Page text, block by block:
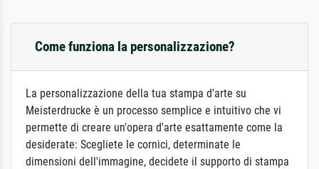
Come funziona la personalizzazione?
La personalizzazione della tua stampa d'arte su
Meisterdrucke è un processo semplice e intuitivo che vi
permette di creare un'opera d'arte esattamente come la
desiderate: Scegliete le cornici, determinate le
dimensioni dell'immagine, decidete il supporto di stampa